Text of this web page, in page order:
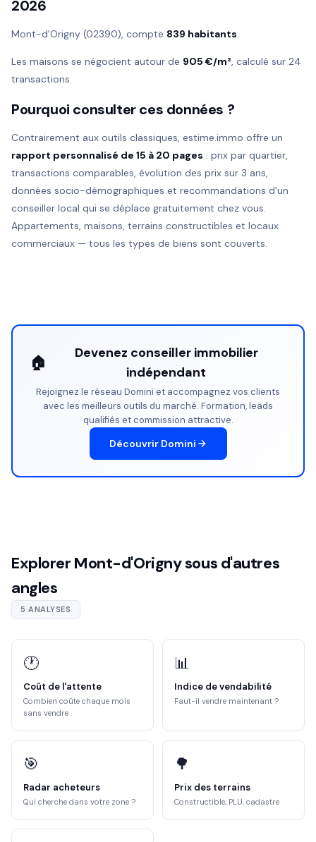
2026
Mont-d'Origny (02390), compte 839 habitants.
Les maisons se négocient autour de 905 €/m², calculé sur 24
transactions.
Pourquoi consulter ces données ?
Contrairement aux outils classiques, estime.immo offre un
rapport personnalisé de 15 à 20 pages : prix par quartier,
transactions comparables, évolution des prix sur 3 ans,
données socio-démographiques et recommandations d'un
conseiller local qui se déplace gratuitement chez vous.
Appartements, maisons, terrains constructibles et locaux
commerciaux — tous les types de biens sont couverts.
🏠
Devenez conseiller immobilier
indépendant
Rejoignez le réseau Domini et accompagnez vos clients
avec les meilleurs outils du marché. Formation, leads
qualifiés et commission attractive.
Découvrir Domini
Explorer Mont-d'Origny sous d'autres
angles
5 ANALYSES
🕐
Coût de l'attente
Combien coûte chaque mois
sans vendre
📊
Indice de vendabilité
Faut-il vendre maintenant ?
🎯
Radar acheteurs
Qui cherche dans votre zone ?
🌳
Prix des terrains
Constructible, PLU, cadastre